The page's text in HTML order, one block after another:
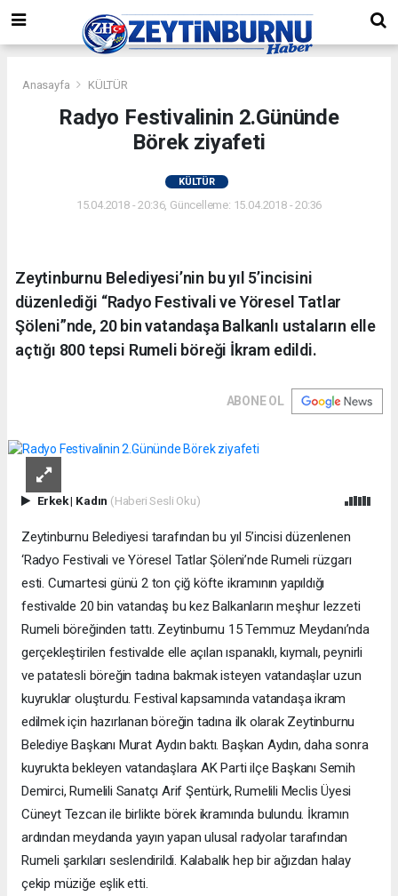
Anasayfa KÜLTÜR
Radyo Festivalinin 2.Gününde
Börek ziyafeti
KÜLTÜR
15.04.2018 - 20:36, Güncelleme: 15.04.2018 - 20:36
Zeytinburnu Belediyesi’nin bu yıl 5’incisini
düzenlediği “Radyo Festivali ve Yöresel Tatlar
Şöleni”nde, 20 bin vatandaşa Balkanlı ustaların elle
açtığı 800 tepsi Rumeli böreği İkram edildi.
ABONE OL
Erkek| Kadın (Haberi Sesli Oku)
Zeytinburnu Belediyesi tarafından bu yıl 5’incisi düzenlenen
‘Radyo Festivali ve Yöresel Tatlar Şöleni’nde Rumeli rüzgarı
esti. Cumartesi günü 2 ton çiğ köfte ikramının yapıldığı
festivalde 20 bin vatandaş bu kez Balkanların meşhur lezzeti
Rumeli böreğinden tattı. Zeytinburnu 15 Temmuz Meydanı’nda
gerçekleştirilen festivalde elle açılan ıspanaklı, kıymalı, peynirli
ve patatesli böreğin tadına bakmak isteyen vatandaşlar uzun
kuyruklar oluşturdu. Festival kapsamında vatandaşa ikram
edilmek için hazırlanan böreğin tadına ilk olarak Zeytinburnu
Belediye Başkanı Murat Aydın baktı. Başkan Aydın, daha sonra
kuyrukta bekleyen vatandaşlara AK Parti ilçe Başkanı Semih
Demirci, Rumelili Sanatçı Arif Şentürk, Rumelili Meclis Üyesi
Cüneyt Tezcan ile birlikte börek ikramında bulundu. İkramın
ardından meydanda yayın yapan ulusal radyolar tarafından
Rumeli şarkıları seslendirildi. Kalabalık hep bir ağızdan halay
çekip müziğe eşlik etti.